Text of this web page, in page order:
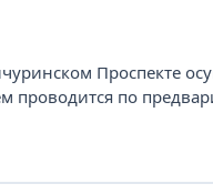
Проспекте
проводится по